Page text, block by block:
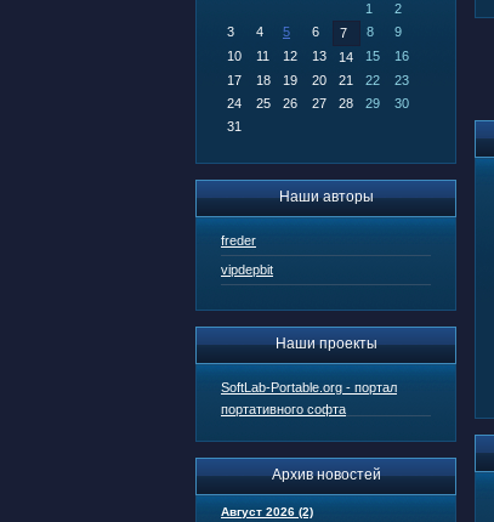
1
2
3
4 5 6 7 8
9
10
11 12 13 14 15
16
17
18 19 20 21 22
23
24
25 26 27 28 29
30
31
Наши авторы
freder
vipdepbit
Наши проекты
SoftLab-Portable.org - портал
портативного софта
Архив новостей
Август 2026 (2)